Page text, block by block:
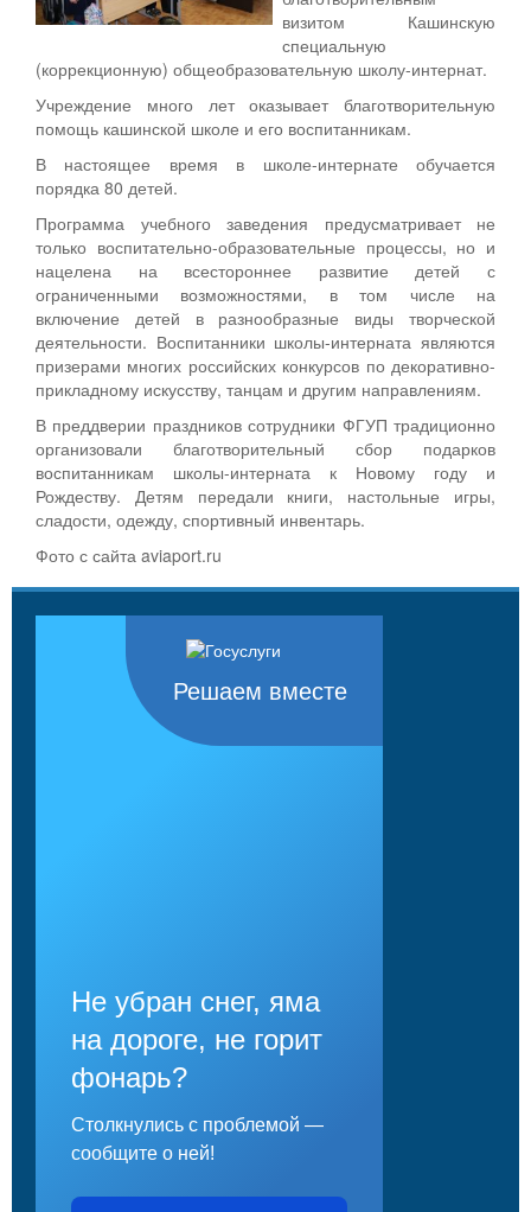
визитом Кашинскую
специальную
(коррекционную) общеобразовательную школу-интернат.
Учреждение много лет оказывает благотворительную
помощь кашинской школе и его воспитанникам.
В настоящее время в школе-интернате обучается
порядка 80 детей.
Программа учебного заведения предусматривает не
только воспитательно-образовательные процессы, но и
нацелена на всестороннее развитие детей с
ограниченными возможностями, в том числе на
включение детей в разнообразные виды творческой
деятельности. Воспитанники школы-интерната являются
призерами многих российских конкурсов по декоративно-
прикладному искусству, танцам и другим направлениям.
В преддверии праздников сотрудники ФГУП традиционно
организовали благотворительный сбор подарков
воспитанникам школы-интерната к Новому году и
Рождеству. Детям передали книги, настольные игры,
сладости, одежду, спортивный инвентарь.
Фото с сайта aviaport.ru
Решаем вместе
Не убран снег, яма
на дороге, не горит
фонарь?
Столкнулись с проблемой —
сообщите о ней!